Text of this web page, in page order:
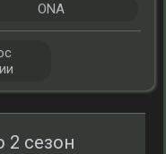
2 сезон
ONA